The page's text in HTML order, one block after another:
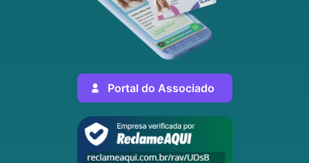
Portal do Associado